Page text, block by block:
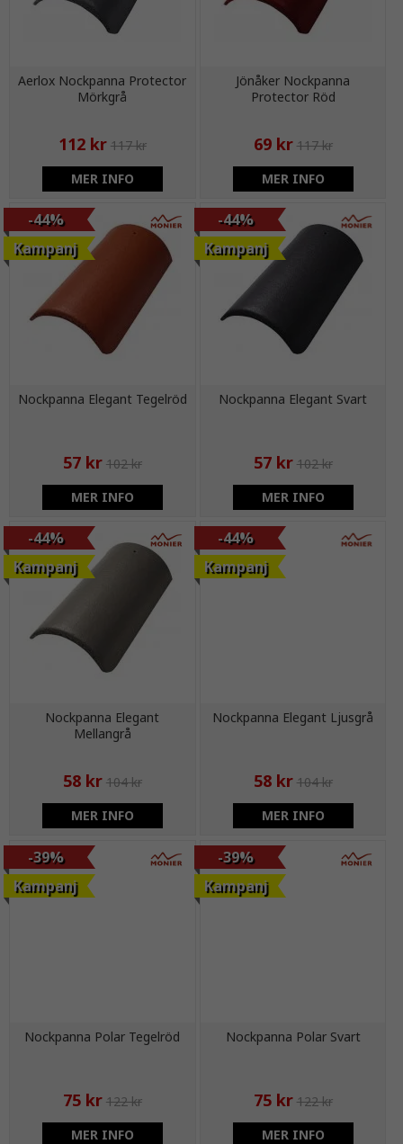
Aerlox Nockpanna Protector
Mörkgrå
112 kr 117 kr
MER INFO
Jönåker Nockpanna
Protector Röd
69 kr 117 kr
MER INFO
Nockpanna Elegant Tegelröd
-44%
Kampanj
57 kr 102 kr
MER INFO
Nockpanna Elegant Svart
-44%
Kampanj
57 kr 102 kr
MER INFO
Nockpanna Elegant
Mellangrå
-44%
Kampanj
58 kr 104 kr
MER INFO
Nockpanna Elegant Ljusgrå
-44%
Kampanj
58 kr 104 kr
MER INFO
Nockpanna Polar Tegelröd
-39%
Kampanj
75 kr 122 kr
MER INFO
Nockpanna Polar Svart
-39%
Kampanj
75 kr 122 kr
MER INFO